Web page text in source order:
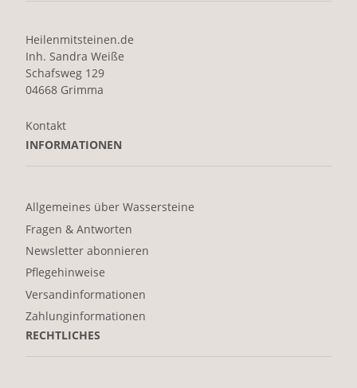
Heilenmitsteinen.de
Inh. Sandra Weiße
Schafsweg 129
04668 Grimma
Kontakt
INFORMATIONEN
Allgemeines über Wassersteine
Fragen & Antworten
Newsletter abonnieren
Pflegehinweise
Versandinformationen
Zahlunginformationen
RECHTLICHES